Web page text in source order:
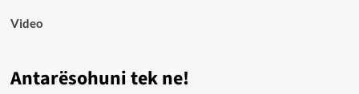
Video
Antarësohuni tek ne!